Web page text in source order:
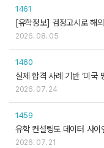
1461
[유학정보] 검정고시로 해
2026. 08. 05
1460
실제 합격 사례 기반 ‘미국
2026. 07. 24
1459
유학 컨설팅도 데이터 사이
신 선도
2026. 07. 21